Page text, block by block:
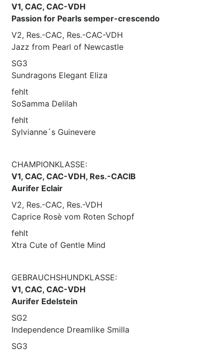
V1, CAC, CAC-VDH
Passion for Pearls semper-crescendo
V2, Res.-CAC, Res.-CAC-VDH
Jazz from Pearl of Newcastle
SG3
Sundragons Elegant Eliza
fehlt
SoSamma Delilah
fehlt
Sylvianne´s Guinevere
CHAMPIONKLASSE:
V1, CAC, CAC-VDH, Res.-CACIB
Aurifer Eclair
V2, Res.-CAC, Res.-VDH
Caprice Rosè vom Roten Schopf
fehlt
Xtra Cute of Gentle Mind
GEBRAUCHSHUNDKLASSE:
V1, CAC, CAC-VDH
Aurifer Edelstein
SG2
Independence Dreamlike Smilla
SG3